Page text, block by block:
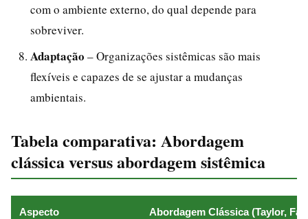
com o ambiente externo, do qual depende para
sobreviver.
Adaptação – Organizações sistêmicas são mais
flexíveis e capazes de se ajustar a mudanças
ambientais.
Tabela comparativa: Abordagem
clássica versus abordagem sistêmica
Aspecto Abordagem Clássica (Taylor,